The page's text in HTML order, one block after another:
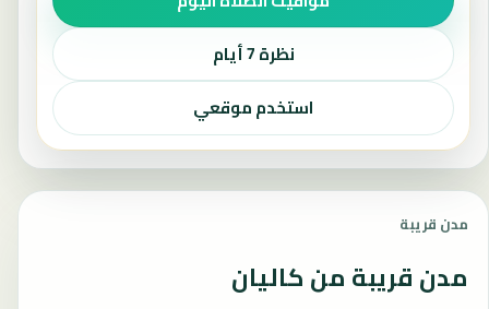
نظرة 7 أيام
استخدم موقعي
مدن قريبة
مدن قريبة من كاليان